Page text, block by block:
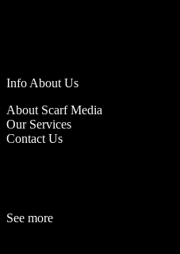
Info About Us
About Scarf Media
Our Services
Contact Us
See more